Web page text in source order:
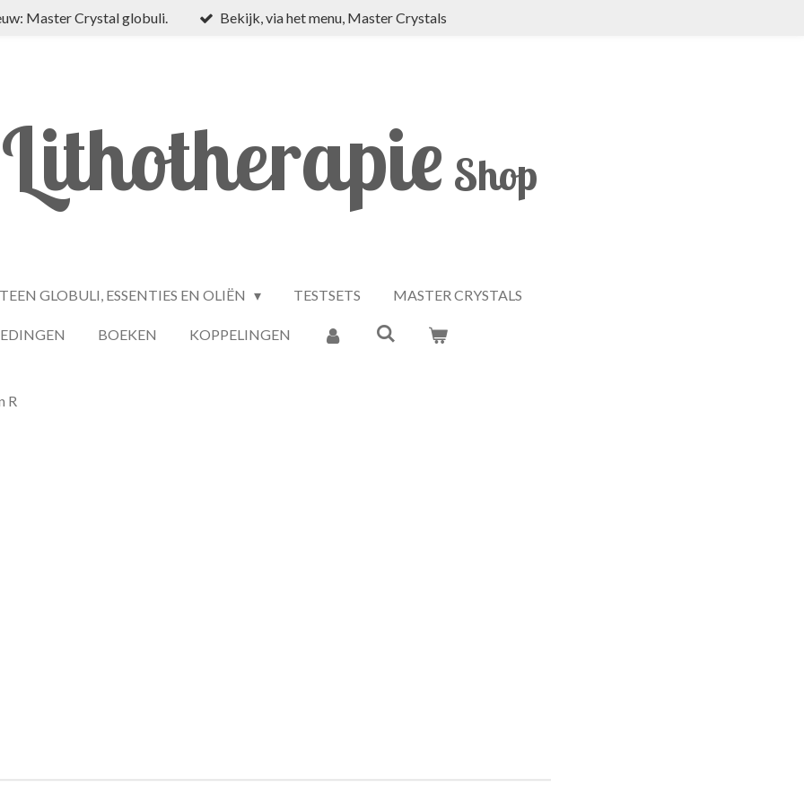
Master Crystal globuli. Bekijk, via het menu, Master Crystals
Lithotherapie Shop
GLOBULI, ESSENTIES EN OLIËN TESTSETS MASTER CRYSTALS
BOEKEN KOPPELINGEN
R